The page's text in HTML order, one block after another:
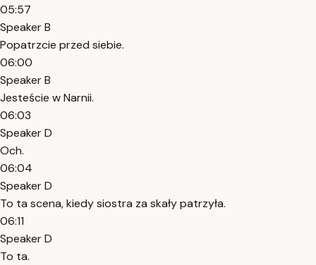
05:57
Speaker B
Popatrzcie przed siebie.
06:00
Speaker B
Jesteście w Narnii.
06:03
Speaker D
Och.
06:04
Speaker D
To ta scena, kiedy siostra za skały patrzyła.
06:11
Speaker D
To ta.